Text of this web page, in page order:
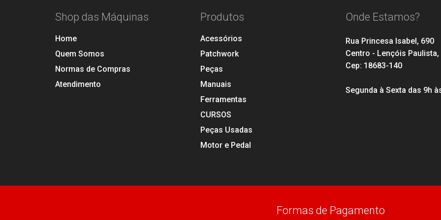
Shop das Máquinas
Home
Quem Somos
Normas de Compras
Atendimento
Produtos
Acessórios
Patchwork
Peças
Manuais
Ferramentas
CURSOS
Peças Usadas
Motor e Pedal
Onde Estamos?
Rua Princesa Isabel, 690
Centro - Lençóis Paulista,
Cep: 18683-140
Segunda à Sexta das 9h
Formas de Pagamento